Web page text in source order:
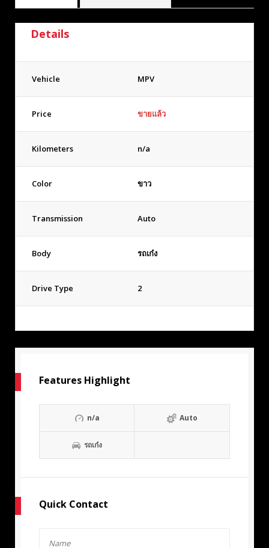
Details
Vehicle MPV
Price ขายแล้ว
Kilometers n/a
Color ขาว
Transmission Auto
Body รถเก๋ง
Drive Type 2
Features Highlight
n/a Auto
รถเก๋ง
Quick Contact